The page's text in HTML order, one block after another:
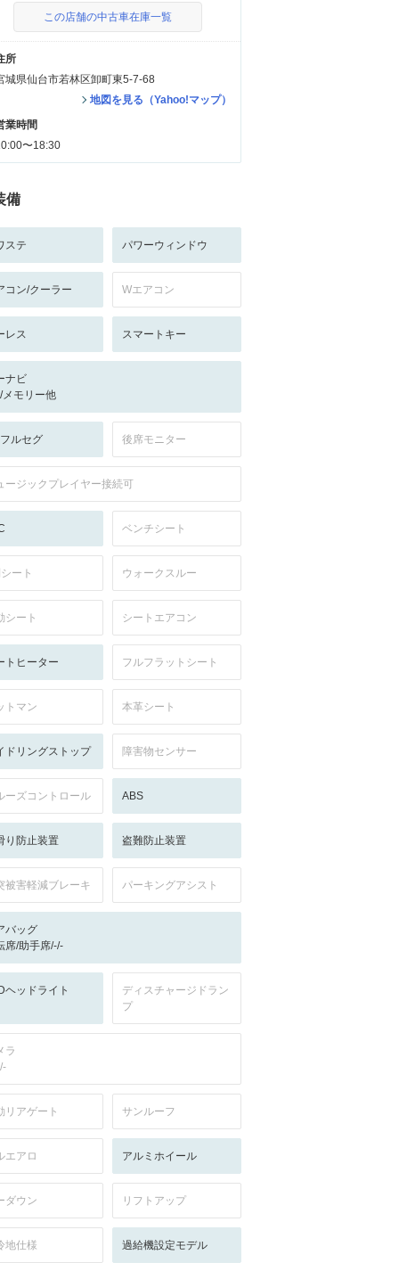
この店舗の中古車在庫一覧
所
城県仙台市若林区卸町東5-7-68
地図を見る（Yahoo!マップ）
業時間
〜18:30
備
ステ パワーウィンドウ
コン/クーラー Wエアコン
レス スマートキー
ナビ
メモリー他
ルセグ 後席モニター
ージックプレイヤー接続可
ベンチシート
ート ウォークスルー
シート シートエアコン
トヒーター フルフラットシート
トマン 本革シート
ドリングストップ 障害物センサー
ーズコントロール ABS
り防止装置 盗難防止装置
被害軽減ブレーキ パーキングアシスト
バッグ
席/助手席/-/-
ヘッドライト
ディスチャージドラン
プ
ラ
リアゲート サンルーフ
エアロ アルミホイール
ダウン リフトアップ
地仕様 過給機設定モデル